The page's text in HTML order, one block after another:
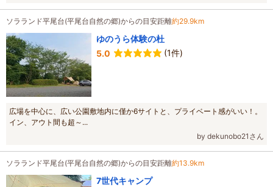
ソラランド平尾台(平尾台自然の郷)からの目安距離約29.9km
ゆのうら体験の杜
5.0
(1件)
広場を中心に、広い公園敷地内に僅か6サイトと、プライベート感がいい！。
イン、アウト間も超～...
by dekunobo21さん
ソラランド平尾台(平尾台自然の郷)からの目安距離約13.9km
7世代キャンプ